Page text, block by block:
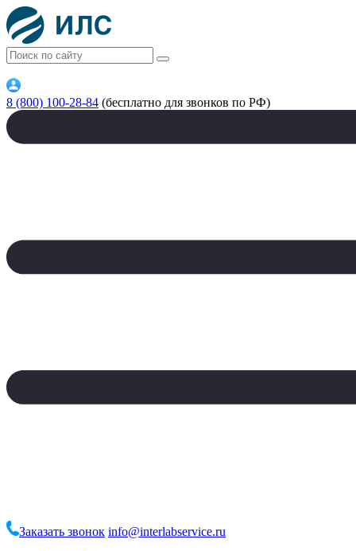
8 (800) 100-28-84 (бесплатно для звонков по РФ)
Заказать звонок info@interlabservice.ru